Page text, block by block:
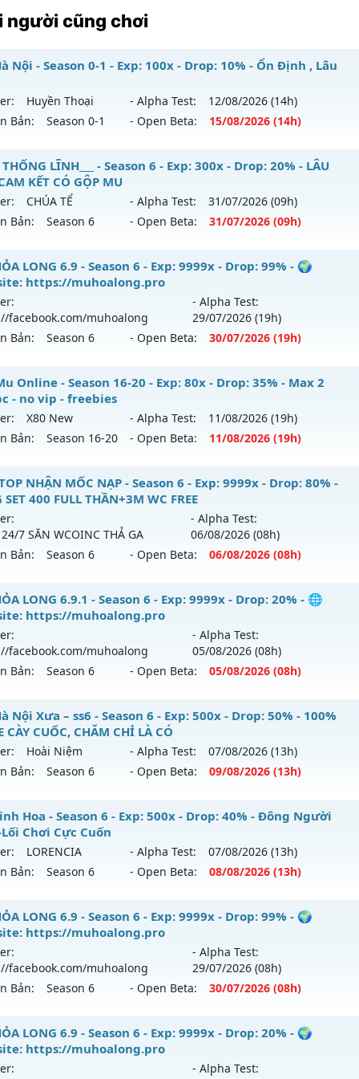
người cũng chơi
Nội - Season 0-1 - Exp: 100x - Drop: 10% - Ổn Định , Lâu
Huyền Thoại - Alpha Test: 12/08/2026 (14h)
Bản:
Season 0-1 - Open Beta: 15/08/2026 (14h)
Hà Nội - Ổn Định , Lâu Dài
mới ra tháng 08 2026 - Mở máy chủHuyền Thoại
100x - Drop: 10%
loại: Mu Nguyên bản Webzen
ICM
THỐNG LĨNH___ - Season 6 - Exp: 300x - Drop: 20% - LÂU
KẾT CÓ GỘP MU
CHÚA TỂ - Alpha Test: 31/07/2026 (09h)
Bản:
Season 6 - Open Beta: 31/07/2026 (09h)
THỐNG LĨNH___ - LÂU DÀI, CAM KẾT CÓ GỘP MU
mới ra tháng 07 2026 - Mở máy chủ
CHÚA TỂ
300x - Drop: 20%
loại: Mu Nguyên bản Webzen
UGK ANTIHACK
LONG 6.9 - Season 6 - Exp: 9999x - Drop: 99% - 🌍
https://muhoalong.pro
facebook.com/muhoalong
- Alpha Test:
29/07/2026 (19h)
Bản:
Season 6 - Open Beta: 30/07/2026 (19h)
LONG 6.9 - 🌍 Website: https://muhoalong.pro
ra tháng 07 2026 - Mở máy chủ https://facebook.com/
30/07/2626
Non Reset
Mu Nguyên bản Webzen
Xshiel
Online - Season 16-20 - Exp: 80x - Drop: 35% - Max 2
- no vip - freebies
X80 New - Alpha Test: 11/08/2026 (19h)
Bản:
Season 16-20 - Open Beta: 11/08/2026 (19h)
Mu Online - Max 2 acc/pc - no vip - freebies
mới ra tháng 08 2026 - Mở máy chủ
X80 New
80x - Drop: 35%
loại: Mu Nguyên bản Webzen
AntiShield
NHẬN MỐC NẠP - Season 6 - Exp: 9999x - Drop: 80% -
SET 400 FULL THẦN+3M WC FREE
24/7 SĂN WCOINC THẢ GA
- Alpha Test:
06/08/2026 (08h)
Bản:
Season 6 - Open Beta: 06/08/2026 (08h)
NHẬN MỐC NẠP - TẶNG SET 400 FULL THẦN+3M WC
ra tháng 08 2026 - Mở máy chủ BOSS 24/7 SĂN
08/2626
- Drop: 80%
Mu Nguyên bản Webzen
KHÔNG THỂ HACK
LONG 6.9.1 - Season 6 - Exp: 9999x - Drop: 20% - 🌐
https://muhoalong.pro
facebook.com/muhoalong
- Alpha Test:
05/08/2026 (08h)
Bản:
Season 6 - Open Beta: 05/08/2026 (08h)
LONG 6.9.1 - 🌐 Website: https://muhoalong.pro
ra tháng 08 2026 - Mở máy chủ https://facebook.com/
05/08/2626
Non Reset
Mu Nguyên bản Webzen
XShield
Nội Xưa – ss6 - Season 6 - Exp: 500x - Drop: 50% - 100%
CÀY CUỐC, CHĂM CHỈ LÀ CÓ
Hoài Niệm - Alpha Test: 07/08/2026 (13h)
Bản:
Season 6 - Open Beta: 09/08/2026 (13h)
Hà Nội Xưa – ss6 - 100% GAME CÀY CUỐC, CHĂM CHỈ LÀ CÓ
mới ra tháng 08 2026 - Mở máy chủHoài Niệm vào 13h
500x - Drop: 50%
loại: Mu Nguyên bản Webzen
BDCAM
Hoa - Season 6 - Exp: 500x - Drop: 40% - Đông Người
Chơi Cực Cuốn
LORENCIA - Alpha Test: 07/08/2026 (13h)
Bản:
Season 6 - Open Beta: 08/08/2026 (13h)
Tinh Hoa - Đông Người Chơi-Lối Chơi Cực Cuốn
mới ra tháng 08 2026 - Mở máy chủ
LORENCIA
500x - Drop: 40%
loại: Mu Nguyên bản Webzen
Anti Vip
LONG 6.9 - Season 6 - Exp: 9999x - Drop: 99% - 🌍
https://muhoalong.pro
facebook.com/muhoalong
- Alpha Test:
29/07/2026 (08h)
Bản:
Season 6 - Open Beta: 30/07/2026 (08h)
LONG 6.9 - 🌍 Website: https://muhoalong.pro
ra tháng 07 2026 - Mở máy chủhttps://facebook.com/
LONG 6.9 - Season 6 - Exp: 9999x - Drop: 20% - 🌍
https://muhoalong.pro
- Alpha Test: